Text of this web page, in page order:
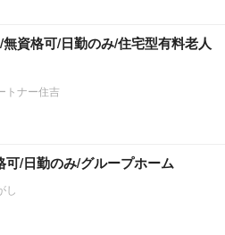
無資格可/日勤のみ/住宅型有料老人
トナー住吉
可/日勤のみ/グループホーム
し